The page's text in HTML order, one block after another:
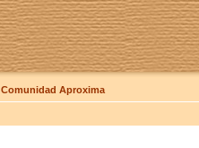
Comunidad Aproxima